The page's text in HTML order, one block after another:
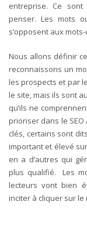
entreprise. Ce
penser. Les mots
s’opposent aux
Nous allons définir
reconnaissons un
les prospects et par
le site, mais ils sont
qu’ils ne
prioriser dans le
clés, certains sont
important et élevé
en a d’autres qui
plus qualifié. Les
lecteurs vont bien
inciter à cliquer sur le